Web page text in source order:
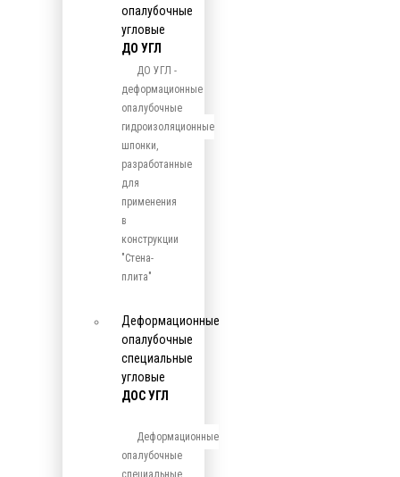
опалубочные
угловые
ДО УГЛ
ДО УГЛ -
деформационные
опалубочные
гидроизоляционные
шпонки,
разработанные
для
применения
в
конструкции
"Стена-
плита"
Деформационные
опалубочные
специальные
угловые
ДОС УГЛ
Деформационные
опалубочные